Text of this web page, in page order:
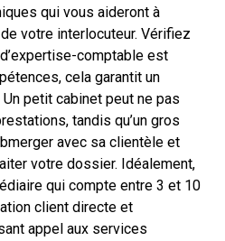
qui vous aideront à
votre interlocuteur. Vérifiez
comptable est
cela garantit un
petit cabinet peut ne pas
tandis qu’un gros
avec sa clientèle et
votre dossier. Idéalement,
qui compte entre 3 et 10
client directe et
appel aux services